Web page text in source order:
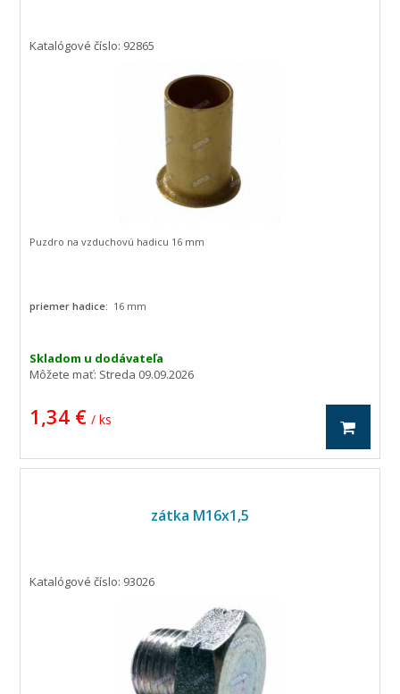
Katalógové číslo: 92865
Skladom u dodávateľa
Môžete mať: Streda 09.09.2026
1,34 € / ks
Puzdro na vzduchovú hadicu 16 mm
priemer hadice: 16 mm
zátka M16x1,5
Katalógové číslo: 93026